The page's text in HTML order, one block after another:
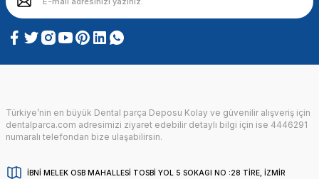
Türkiye’nin en büyük Dental parça Deposu Kolay ve güvenilir alışveriş için
dentalparca.com adresimizi ziyaret edebilir detaylı bilgi için ise 4446291
numaralı telefondan bize ulaşabilirsin.
İBNİ MELEK OSB MAHALLESİ TOSBİ YOL 5 SOKAGI NO :28 TİRE, İZMİR